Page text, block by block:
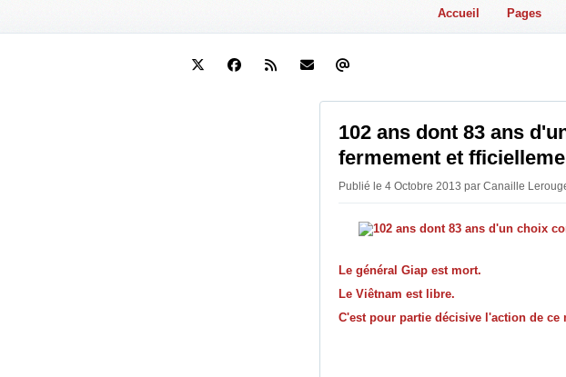
Accueil Pages
102 ans dont 83 ans
fermement et
Publié le 4 Octobre 2013 par Canaille
Le général Giap est mort.
Le Viêtnam est libre.
C'est pour partie décisive l'action de